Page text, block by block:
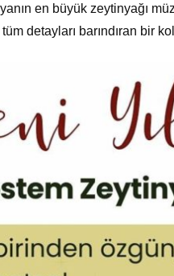
en büyük zeytinyağı
detayları barındıran bir